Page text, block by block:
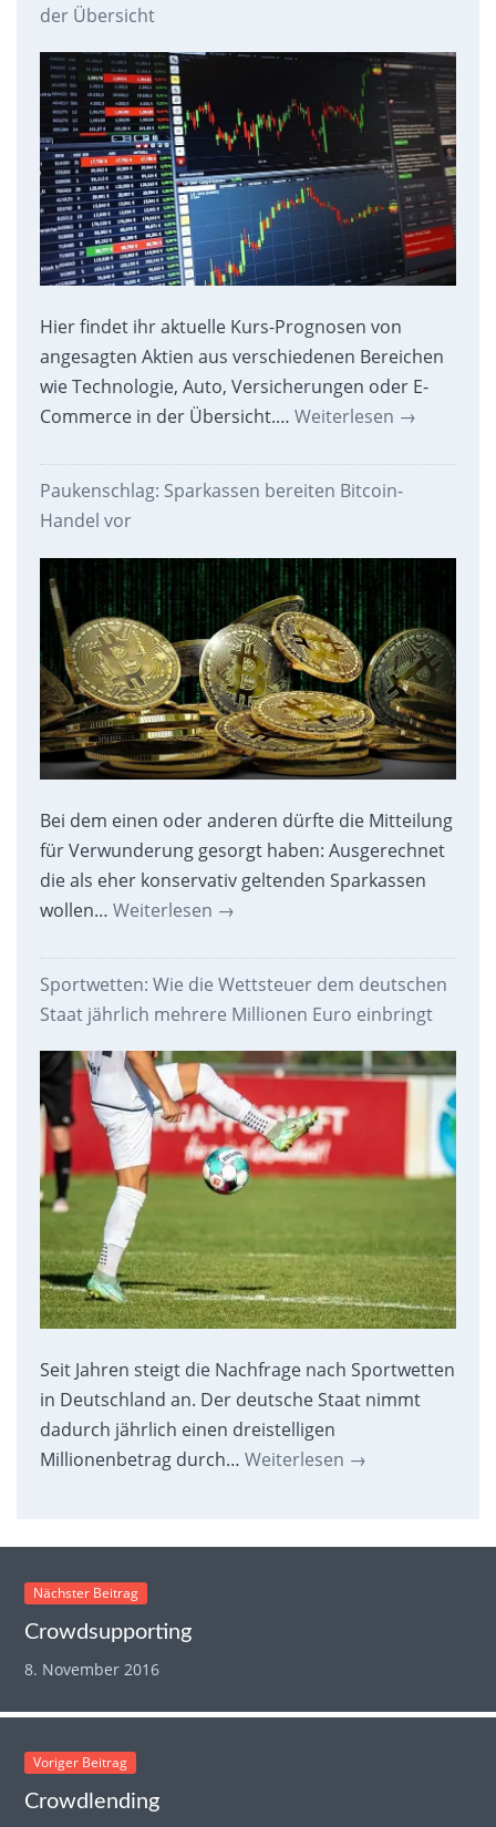
der Übersicht
Hier findet ihr aktuelle Kurs-Prognosen von
angesagten Aktien aus verschiedenen Bereichen
wie Technologie, Auto, Versicherungen oder E-
Commerce in der Übersicht.… Weiterlesen →
Paukenschlag: Sparkassen bereiten Bitcoin-
Handel vor
Bei dem einen oder anderen dürfte die Mitteilung
für Verwunderung gesorgt haben: Ausgerechnet
die als eher konservativ geltenden Sparkassen
wollen… Weiterlesen →
Sportwetten: Wie die Wettsteuer dem deutschen
Staat jährlich mehrere Millionen Euro einbringt
Seit Jahren steigt die Nachfrage nach Sportwetten
in Deutschland an. Der deutsche Staat nimmt
dadurch jährlich einen dreistelligen
Millionenbetrag durch… Weiterlesen →
Nächster Beitrag
Crowdsupporting
8. November 2016
Voriger Beitrag
Crowdlending